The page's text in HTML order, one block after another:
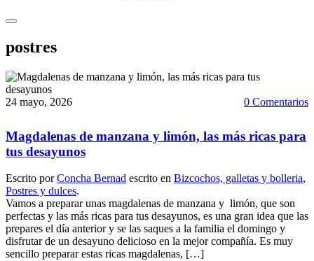
postres
24 mayo, 2026 0 Comentarios
Magdalenas de manzana y limón, las más ricas para
tus desayunos
Escrito porConcha Bernad escrito en Bizcochos, galletas y bolleria,
Postres y dulces.
Vamos a preparar unas magdalenas de manzana y limón, que son
perfectas y las más ricas para tus desayunos, es una gran idea que las
prepares el día anterior y se las saques a la familia el domingo y
disfrutar de un desayuno delicioso en la mejor compañía. Es muy
sencillo preparar estas ricas magdalenas, […]